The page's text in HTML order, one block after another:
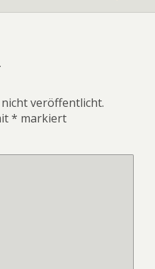
veröffentlicht.
* markiert